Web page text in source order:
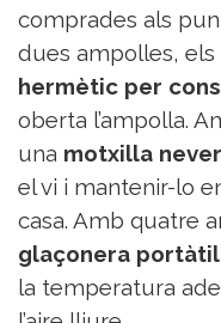
comprades als
dues ampolles,
hermètic per
oberta l’ampolla.
una motxilla
el vi i mantenir-lo
casa. Amb quatre
glaçonera portàtil
la temperatura